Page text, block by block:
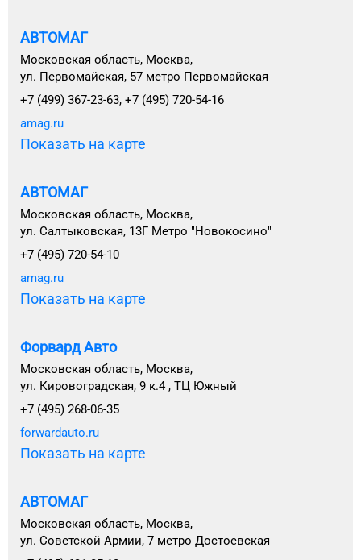
АВТОМАГ
Московская область, Москва,
ул. Первомайская, 57 метро Первомайская
+7 (499) 367-23-63, +7 (495) 720-54-16
amag.ru
Показать на карте
АВТОМАГ
Московская область, Москва,
ул. Салтыковская, 13Г Метро "Новокосино"
+7 (495) 720-54-10
amag.ru
Показать на карте
Форвард Авто
Московская область, Москва,
ул. Кировоградская, 9 к.4 , ТЦ Южный
+7 (495) 268-06-35
forwardauto.ru
Показать на карте
АВТОМАГ
Московская область, Москва,
ул. Советской Армии, 7 метро Достоевская